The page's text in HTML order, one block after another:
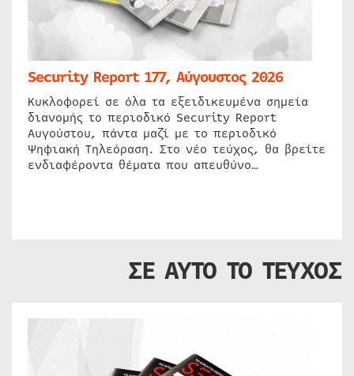
Security Report 177, Αύγουστος 2026
Κυκλοφορεί σε όλα τα εξειδικευμένα σημεία
διανομής το περιοδικό Security Report
Αυγούστου, πάντα μαζί με το περιοδικό
Ψηφιακή Τηλεόραση. Στο νέο τεύχος, θα βρείτε
ενδιαφέροντα θέματα που απευθύνο…
ΣΕ ΑΥΤΟ ΤΟ ΤΕΥΧΟΣ